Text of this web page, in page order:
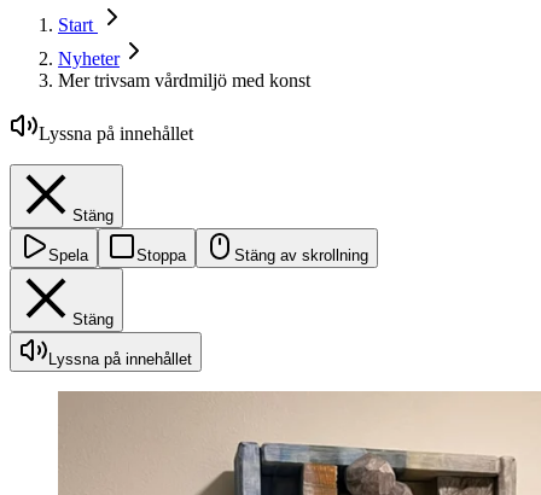
Start
Nyheter
Mer trivsam vårdmiljö med konst
Lyssna på innehållet
Stäng
Spela Stoppa Stäng av skrollning
Stäng
Lyssna på innehållet